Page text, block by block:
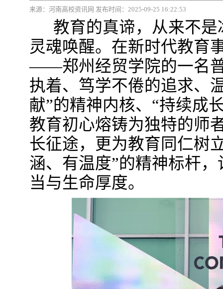
来源：河南高校资讯网 发布时间：2025-09-25 16:22:53
教育的真谛，从来不是
灵魂唤醒。在新时代教育
——郑州经贸学院的一名
执着、笃学不倦的追求、
献”的精神内核、“持续成
教育初心熔铸为独特的师
长征途，更为教育同仁树
涵、有温度”的精神标杆
当与生命厚度。